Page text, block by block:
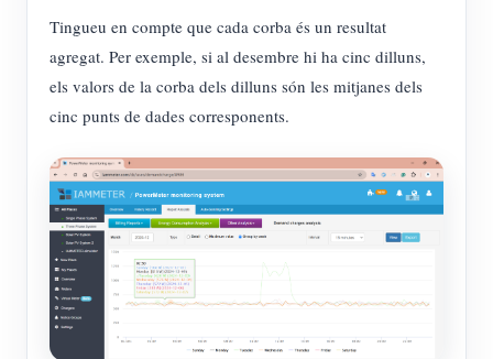
Tingueu en compte que cada corba és un resultat
agregat. Per exemple, si al desembre hi ha cinc dilluns,
els valors de la corba dels dilluns són les mitjanes dels
cinc punts de dades corresponents.